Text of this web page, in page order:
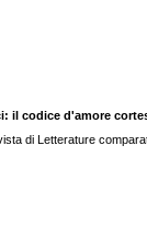
il codice d'amore
di Letterature